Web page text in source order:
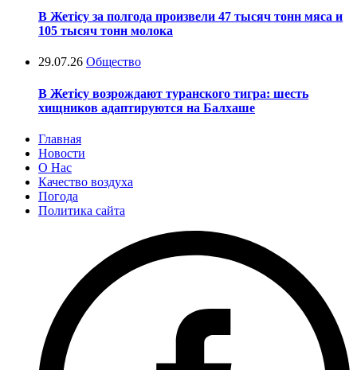
В Жетісу за полгода произвели 47 тысяч тонн мяса и
105 тысяч тонн молока
29.07.26 Общество
В Жетісу возрождают туранского тигра: шесть
хищников адаптируются на Балхаше
Главная
Новости
О Нас
Качество воздуха
Погода
Политика сайта